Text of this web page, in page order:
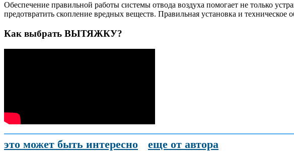
Обеспечение правильной работы системы отвода воздуха помогает не только
предотвратить скопление вредных веществ. Правильная установка и
Как выбрать ВЫТЯЖКУ?
это может быть интересно еще от автора